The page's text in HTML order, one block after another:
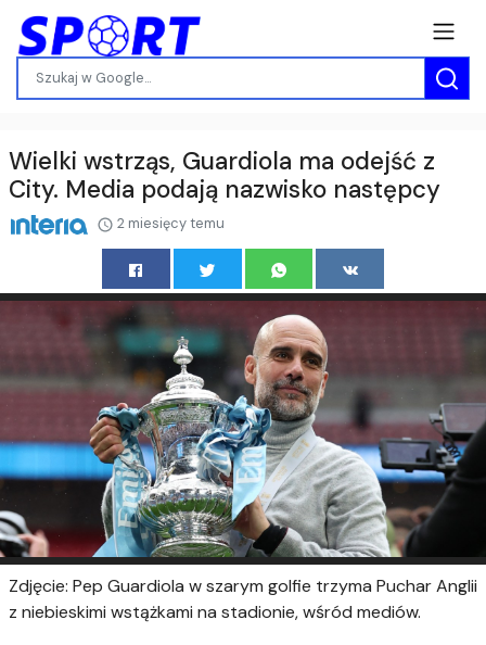
Wielki wstrząs, Guardiola ma odejść z
City. Media podają nazwisko następcy
2 miesięcy temu
Zdjęcie: Pep Guardiola w szarym golfie trzyma Puchar Anglii
z niebieskimi wstążkami na stadionie, wśród mediów.